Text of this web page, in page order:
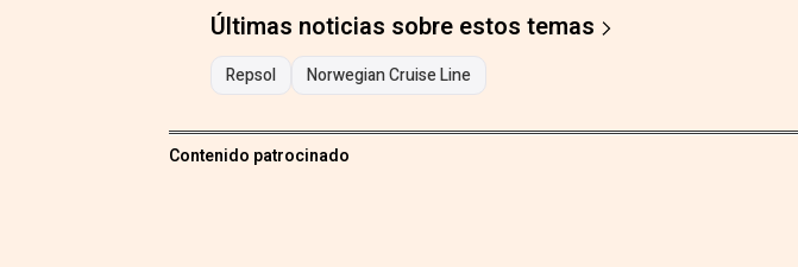
Últimas noticias sobre estos temas
Repsol Norwegian Cruise Line
Contenido patrocinado